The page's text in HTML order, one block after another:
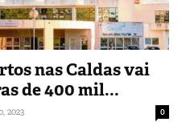
nas Caldas vai
de 400 mil...
2023 0